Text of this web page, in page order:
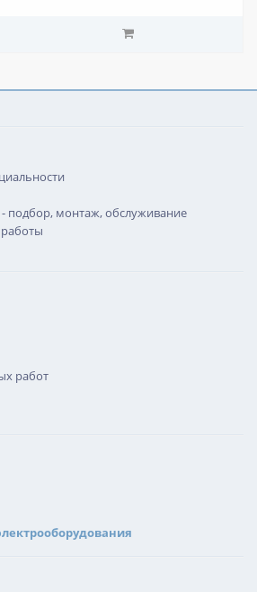
подбор, монтаж, обслуживание
работ